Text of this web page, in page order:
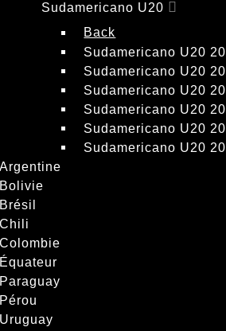
Sudamericano U20
Back
Sudamericano U20
Sudamericano U20
Sudamericano U20
Sudamericano U20
Sudamericano U20
Sudamericano U20
Argentine
Bolivie
Brésil
Chili
Colombie
Équateur
Paraguay
Pérou
Uruguay